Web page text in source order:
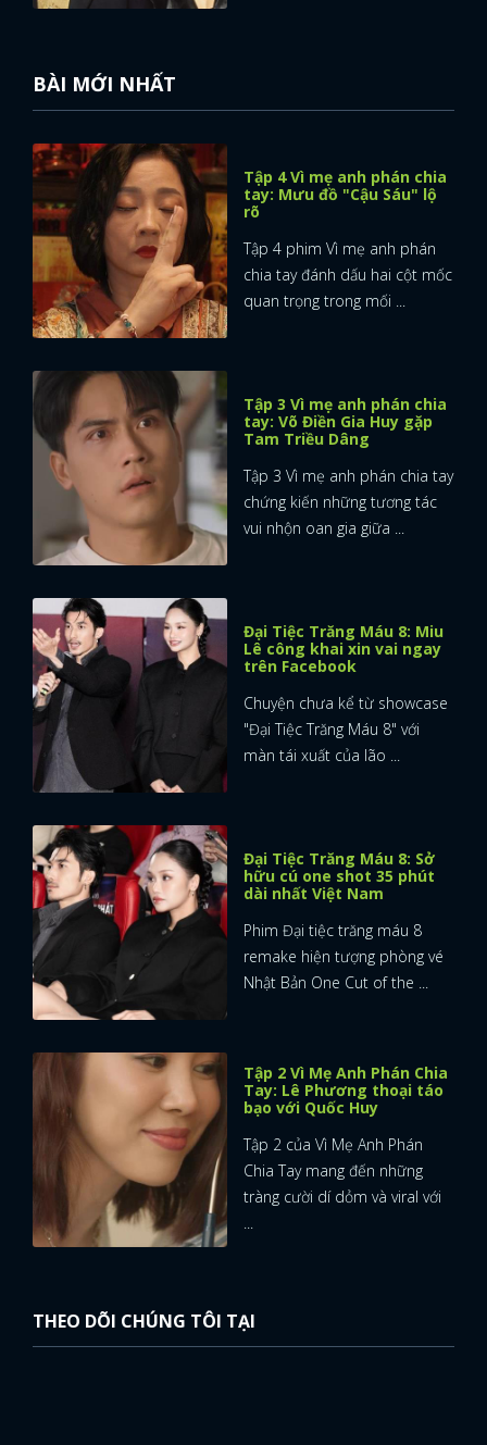
BÀI MỚI NHẤT
Tập 4 Vì mẹ anh phán chia
tay: Mưu đồ "Cậu Sáu" lộ
rõ
Tập 4 phim Vì mẹ anh phán
chia tay đánh dấu hai cột mốc
quan trọng trong mối ...
Tập 3 Vì mẹ anh phán chia
tay: Võ Điền Gia Huy gặp
Tam Triều Dâng
Tập 3 Vì mẹ anh phán chia tay
chứng kiến những tương tác
vui nhộn oan gia giữa ...
Đại Tiệc Trăng Máu 8: Miu
Lê công khai xin vai ngay
trên Facebook
Chuyện chưa kể từ showcase
"Đại Tiệc Trăng Máu 8" với
màn tái xuất của lão ...
Đại Tiệc Trăng Máu 8: Sở
hữu cú one shot 35 phút
dài nhất Việt Nam
Phim Đại tiệc trăng máu 8
remake hiện tượng phòng vé
Nhật Bản One Cut of the ...
Tập 2 Vì Mẹ Anh Phán Chia
Tay: Lê Phương thoại táo
bạo với Quốc Huy
Tập 2 của Vì Mẹ Anh Phán
Chia Tay mang đến những
tràng cười dí dỏm và viral với
...
THEO DÕI CHÚNG TÔI TẠI